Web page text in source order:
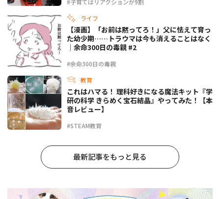
#子育てはリアクションが9割
ライフ
#余命300日の毒親
【漫画】「お前は黙ってろ！」父に怯えて育っ
た幼少期……トラウマは今も消えることはなく
｜余命300日の毒親 #2
教育
#STEAM教育
これはハマる！ 理科好きになる魔法キット『学
研の科学 きらめく宝石結晶』やってみた！【本
音レビュー】
最新記事をもっと見る